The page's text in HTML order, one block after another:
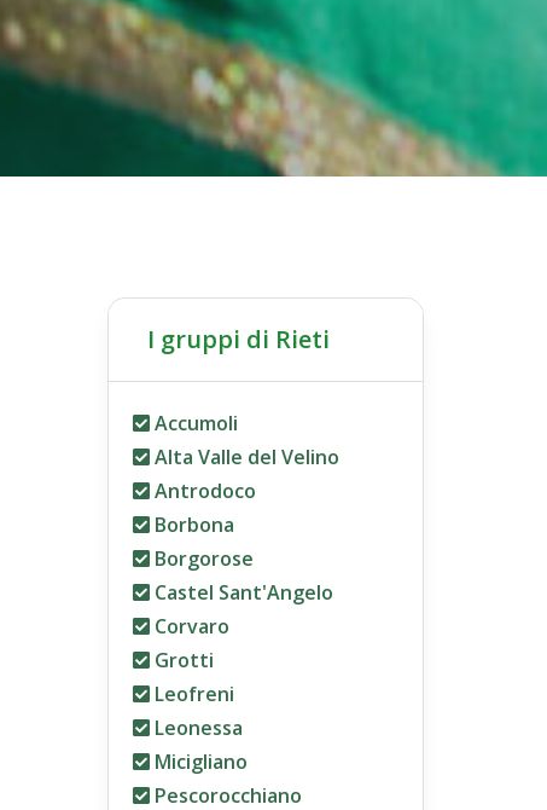
I gruppi di Rieti
Accumoli
Alta Valle del Velino
Antrodoco
Borbona
Borgorose
Castel Sant'Angelo
Corvaro
Grotti
Leofreni
Leonessa
Micigliano
Pescorocchiano